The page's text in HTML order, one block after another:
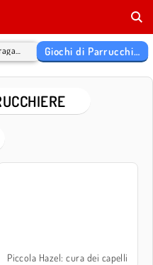
Giochi di Parrucchiere
Piccola Hazel: cura dei capelli